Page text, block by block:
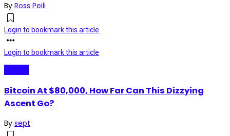
By Ross Peili
Login to bookmark this article
Login to bookmark this article
Bitcoin At $80,000, How Far Can This Dizzying
Ascent Go?
By sept